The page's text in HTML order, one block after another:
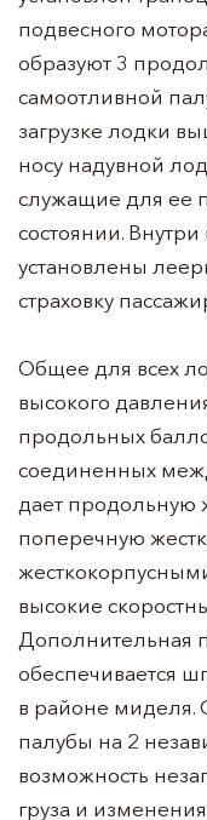
подвесного
образуют 3
самоотливной
загрузке лодки
носу надувной
служащие для ее
состоянии.
установлены
страховку
Общее для всех
высокого
продольных
соединенных
дает продольную
поперечную
высокие
Дополнительная
обеспечивается
в районе миделя.
палубы на 2
возможность
груза и